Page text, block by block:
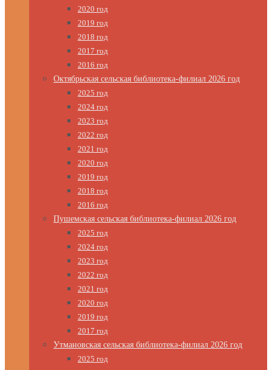
2020 год
2019 год
2018 год
2017 год
2016 год
Октябрьская сельская библиотека-филиал 2026 год
2025 год
2024 год
2023 год
2022 год
2021 год
2020 год
2019 год
2018 год
2016 год
Пушемская сельская библиотека-филиал 2026 год
2025 год
2024 год
2023 год
2022 год
2021 год
2020 год
2019 год
2017 год
Утмановская сельская библиотека-филиал 2026 год
2025 год